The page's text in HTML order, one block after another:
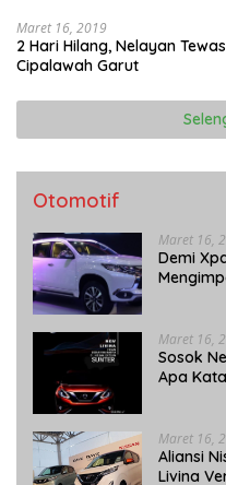
Maret 16, 2019
2 Hari Hilang, Nelayan
Cipalawah Garut
Otomotif
Maret 16,
Demi
Maret 16,
Sosok
Apa
Maret 16,
Aliansi
Livina